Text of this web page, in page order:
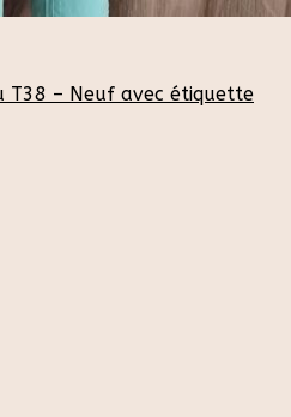
T38 – Neuf avec étiquette